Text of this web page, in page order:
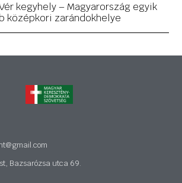
kegyhely – Magyarország egyik
középkori zarándokhelye
Bazsarózsa utca 69.